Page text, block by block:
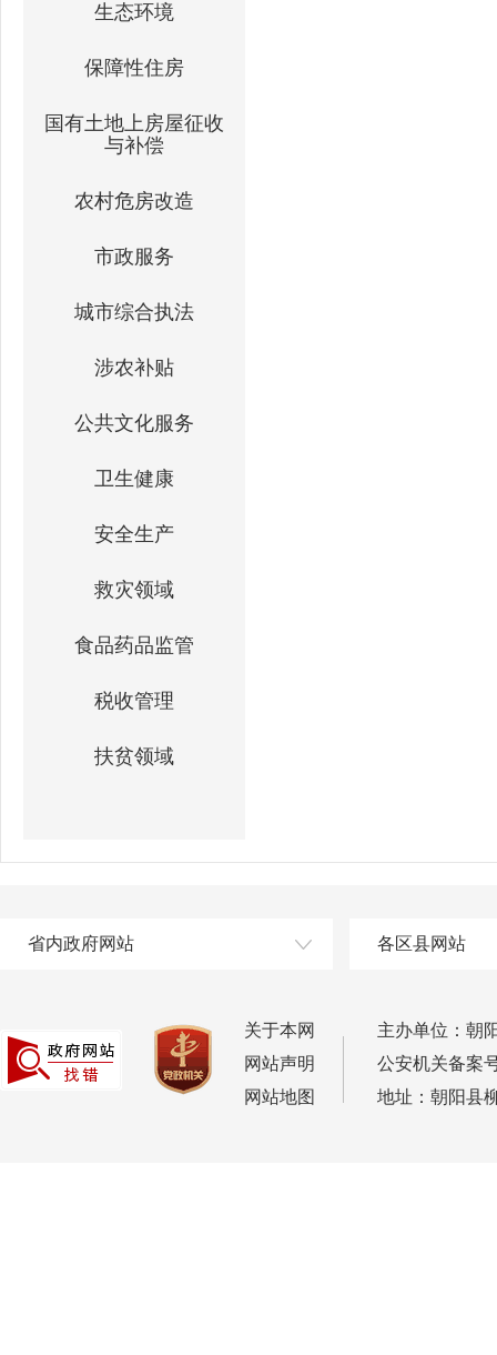
生态环境
保障性住房
国有土地上房屋征收
与补偿
农村危房改造
市政服务
城市综合执法
涉农补贴
公共文化服务
卫生健康
安全生产
救灾领域
食品药品监管
税收管理
扶贫领域
省内政府网站 各区县网站
关于本网
网站声明
网站地图
主办单位：朝
公安机关备案
地址：朝阳县